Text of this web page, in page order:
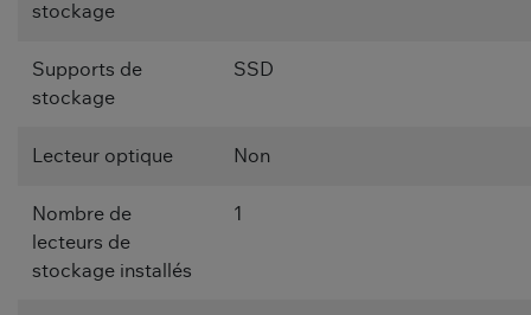
stockage
Supports de
stockage
SSD
Lecteur optique Non
Nombre de
lecteurs de
stockage installés
1